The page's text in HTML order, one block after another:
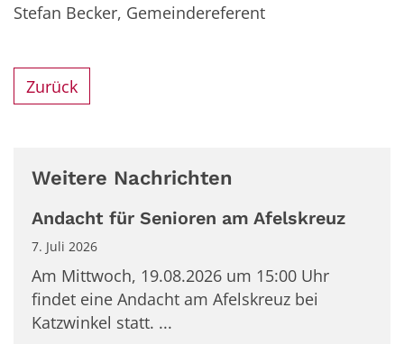
Stefan Becker, Gemeindereferent
Zurück
Weitere Nachrichten
Andacht für Senioren am Afelskreuz
7. Juli 2026
Am Mittwoch, 19.08.2026 um 15:00 Uhr
findet eine Andacht am Afelskreuz bei
Katzwinkel statt. ...